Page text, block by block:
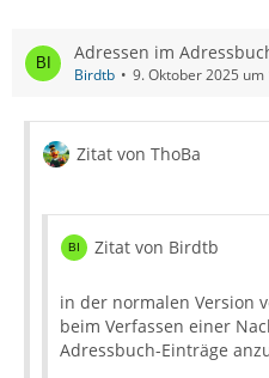
Adressen im
Birdtb 9. Oktober 2025 um
Zitat von ThoBa
Zitat von Birdtb
in der normalen Version
beim Verfassen einer
Adressbuch-Einträge